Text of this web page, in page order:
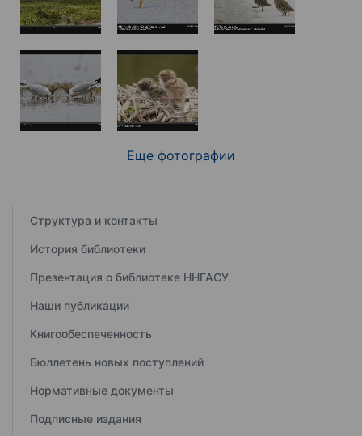
Еще фотографии
Структура и контакты
История библиотеки
Презентация о библиотеке ННГАСУ
Наши публикации
Книгообеспеченность
Бюллетень новых поступлений
Нормативные документы
Подписные издания